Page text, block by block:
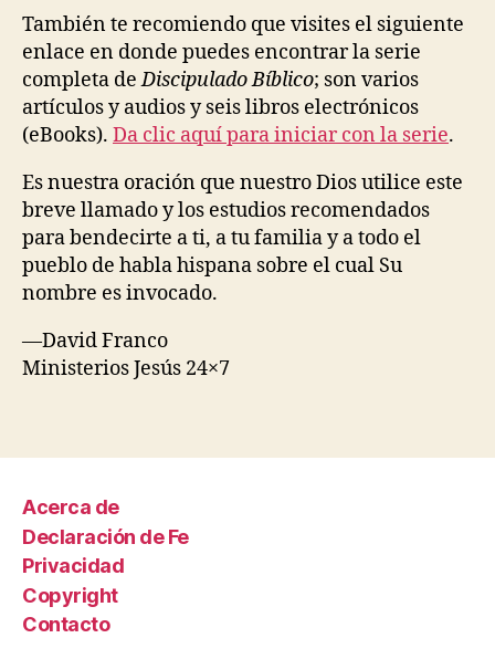
También te recomiendo que visites el siguiente
enlace en donde puedes encontrar la serie
completa deDiscipulado Bíblico; son varios
artículos y audios y seis libros electrónicos
(eBooks). Da clic aquí para iniciar con la serie.
Es nuestra oración que nuestro Dios utilice este
breve llamado y los estudios recomendados
para bendecirte a ti, a tu familia y a todo el
pueblo de habla hispana sobre el cual Su
nombre es invocado.
—David Franco
Ministerios Jesús 24×7
Acerca de
Declaración de Fe
Privacidad
Copyright
Contacto